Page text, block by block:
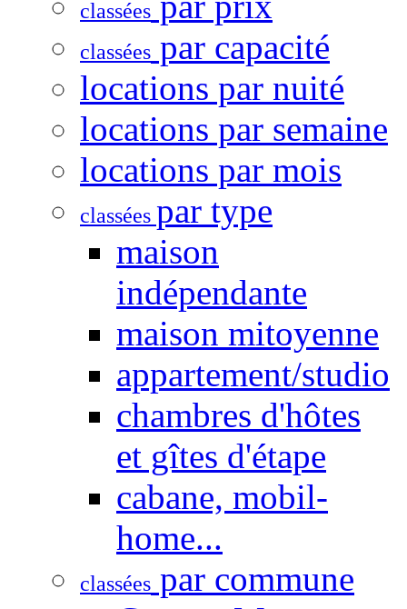
classées
classées par capacité
locations par nuité
locations par semaine
locations par mois
classées par type
maison
indépendante
maison mitoyenne
appartement/studio
chambres d'hôtes
et gîtes d'étape
cabane, mobil-
home...
classées par commune